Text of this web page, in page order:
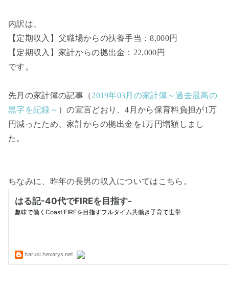
内訳は、
【定期収入】父職場からの扶養手当：8,000円
【定期収入】家計からの拠出金：22,000円
です。
先月の家計簿の記事（2019年03月の家計簿～過去最高の
黒字を記録～ ）の宣言どおり、4月から保育料負担が1万
円減ったため、家計からの拠出金を1万円増額しまし
た。
ちなみに、昨年の長男の収入についてはこちら。